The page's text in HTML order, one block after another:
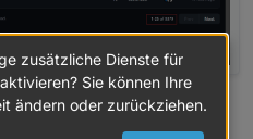
zu erfahren, dass so ein
zusätzliche Dienste für
aktivieren? Sie können Ihre
ändern oder zurückziehen.